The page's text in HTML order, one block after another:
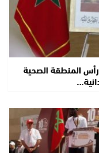
المنطقة الصحية